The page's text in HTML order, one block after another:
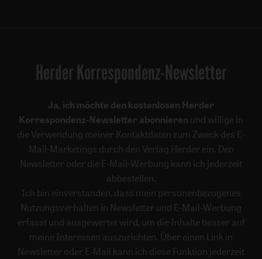
Herder Korrespondenz-Newsletter
Ja, ich möchte den kostenlosen Herder
Korrespondenz-Newsletter abonnieren und willige in
die Verwendung meiner Kontaktdaten zum Zweck des E-
Mail-Marketings durch den Verlag Herder ein. Den
Newsletter oder die E-Mail-Werbung kann ich jederzeit
abbestellen.
Ich bin einverstanden, dass mein personenbezogenes
Nutzungsverhalten in Newsletter und E-Mail-Werbung
erfasst und ausgewertet wird, um die Inhalte besser auf
meine Interessen auszurichten. Über einen Link in
Newsletter oder E-Mail kann ich diese Funktion jederzeit